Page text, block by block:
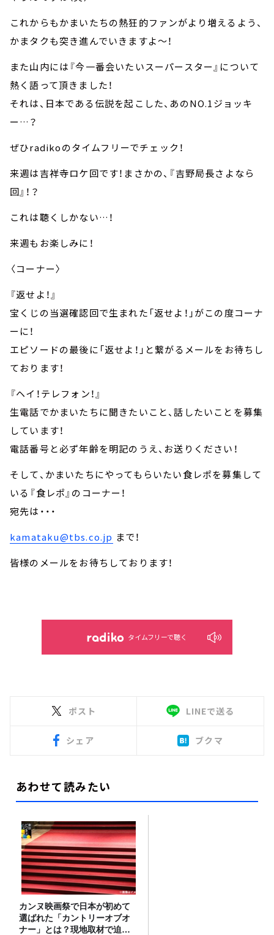
これからもかまいたちの熱狂的ファンがより増えるよう、
かまタクも突き進んでいきますよ～！
また山内には『今一番会いたいスーパースター』について
熱く語って頂きました！
それは、日本である伝説を起こした、あのNO.1ジョッキ
ー…？
ぜひradikoのタイムフリーでチェック！
来週は吉祥寺ロケ回です！まさかの、『吉野局長さよなら
回』！？
これは聴くしかない…！
来週もお楽しみに！
〈コーナー〉
『返せよ！』
宝くじの当選確認回で生まれた「返せよ！」がこの度コーナ
ーに！
エピソードの最後に「返せよ！」と繋がるメールをお待ちし
ております！
『ヘイ！テレフォン！』
生電話でかまいたちに聞きたいこと、話したいことを募集
しています！
電話番号と必ず年齢を明記のうえ、お送りください！
そして、かまいたちにやってもらいたい食レポを募集して
いる『食レポ』のコーナー！
宛先は・・・
kamataku@tbs.co.jp まで！
皆様のメールをお待ちしております！
タイムフリーで聴く
ポスト LINEで送る
シェア ブクマ
あわせて読みたい
カンヌ映画祭で日本が初めて
選ばれた「カントリーオブオ
ナー」とは？現地取材で迫る